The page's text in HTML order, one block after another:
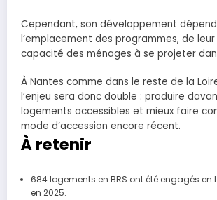
Cependant, son développement
l’emplacement des programmes, de
capacité des ménages à se projeter
À Nantes comme dans le reste de la
l’enjeu sera donc double : produire
logements accessibles et mieux faire
mode d’accession encore récent.
À retenir
684 logements en BRS ont été engagés en
en 2025.